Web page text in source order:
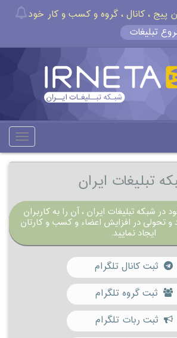
تومان پیج ، کانال ، گروه و کسب و کار خود
تبلیغات
تبلیغات ایران
در شبکه تبلیغات ایران ، آن را به کاربران
و تحولی در افزایش اعضاء و کسب و کارتان
ایجاد نمایید.
ثبت کانال تلگرام
ثبت گروه تلگرام
ثبت ربات تلگرام